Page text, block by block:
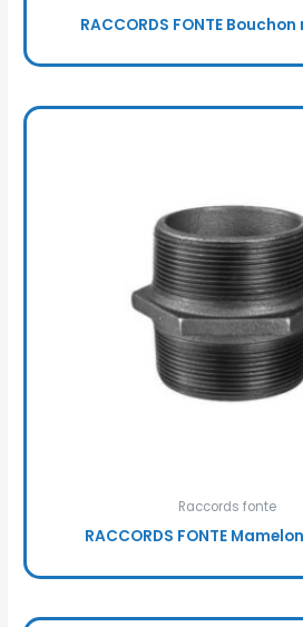
RACCORDS FONTE
Raccords fonte
RACCORDS FONTE